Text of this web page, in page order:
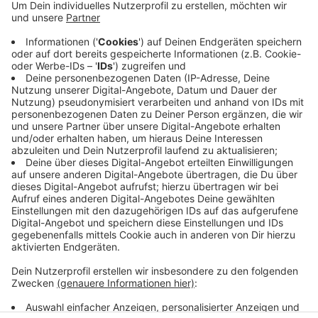
die Stadt möchte das öffentliche Schwimmen
ausweiten. Zudem möchte sie die
Kinderschwimmkurse des Volkshochschulkreises
Lüdinghausen übernehmen und in eigener Regie
weiterführen. Sie möchte eigene Kurse unter anderem
mit Naturbad-Mitarbeitern anbieten. Wichtig: Die
Kinderschwimmkurse der Vereine bleiben bestehen.
Anzeige
Anzeige